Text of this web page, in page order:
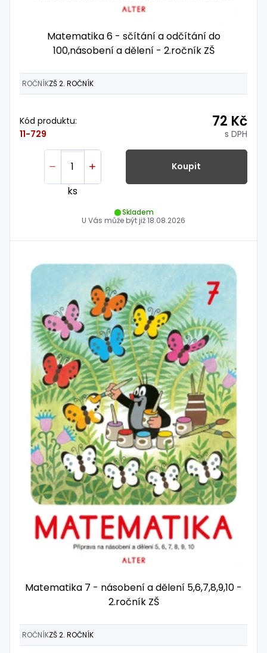
Matematika 6 - sčítání a odčítání do
100,násobení a dělení - 2.ročník ZŠ
ROČNÍKZŠ 2. ROČNÍK
Kód produktu:
11-729
72 Kč
s DPH
ks
Koupit
Skladem
U Vás může být již18.08.2026
Matematika 7 - násobení a dělení 5,6,7,8,9,10 -
2.ročník ZŠ
ROČNÍKZŠ 2. ROČNÍK